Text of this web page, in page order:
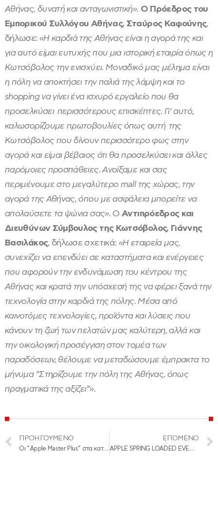
Αθήνας, δυνατή και ανταγωνιστική». Ο Πρόεδρος του
Εμπορικού Συλλόγου Αθήνας, Σταύρος Καφούνης,
δήλωσε: «Η καρδιά της Αθήνας είναι η αγορά της και
για αυτό είμαι ευτυχής που μια ιστορική εταιρία όπως η
Κωτσόβολος την ενισχύει. Μοναδικό μας μέλημα είναι
η πόλη να αποκτήσει την παλιά της λάμψη και το
shopping να γίνει ένα ισχυρό εργαλείο που θα
προσελκύσει περισσότερους επισκέπτες. Γι’ αυτό,
καλωσορίζουμε πρωτοβουλίες όπως αυτή της
Κωτσόβολος που δίνουν περισσότερο φως στην
αγορά και είμαι βέβαιος ότι θα προσελκύσει και άλλες
παρόμοιες προσπάθειες. Ανοίξαμε και σας
περιμένουμε στο μεγαλύτερο mall της χώρας, την
αγορά της Αθήνας, όπου με ασφάλεια μπορείτε να
απολαύσετε τα ψώνια σας». ΟΑντιπρόεδρος και
Διευθύνων Σύμβουλος της Κωτσόβολος, Γιάννης
Βασιλάκος, δήλωσε σχετικά: «Η εταιρεία μας,
συνεχίζει να επενδύει σε καταστήματα και ενέργειες
που αφορούν την ενδυνάμωση του κέντρου της
Αθήνας και κρατά την υπόσχεσή της να φέρει ξανά την
τεχνολογία στην καρδιά της πόλης. Μέσα από
καινοτόμες τεχνολογίες, προϊόντα και λύσεις που
κάνουν τη ζωή των πελατών μας καλύτερη, αλλά και
την οικολογική προσέγγιση στον τομέα των
παραδόσεων, θέλουμε να μεταδώσουμε έμπρακτα το
μήνυμα ‘’Στηρίζουμε την πόλη της Αθήνας, όπως
πραγματικά της αξίζει’’».
ΠΡΟΗΓΟΎΜΕΝΟ
Οι “Apple Master Plus” στα καταστήματα Κωτσόβολος για πρώτη φορά στην Ελλάδα – ΣΥΝΤΟΜΑ ΚΑΙ ΣΤΗΝ ΚΥΠΡΟ
ΕΠΌΜΕΝΟ
APPLE SPRING LOADED EVENT – ΝΕΟΙ iMAC ΚΑΙ iPAD PRO, AIR TAG ΚΑΙ ΠΟΛΛΕΣ ΑΚΟΜΑ ΑΝΑΚΟΙΝΩΣΕΙΣ